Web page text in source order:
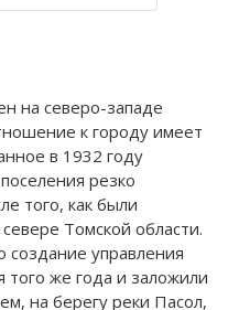
давно
на северо-западе
к городу имеет
в 1932 году
резко
того, как были
Томской области.
создание управления
же года и заложили
на берегу реки Пасол,